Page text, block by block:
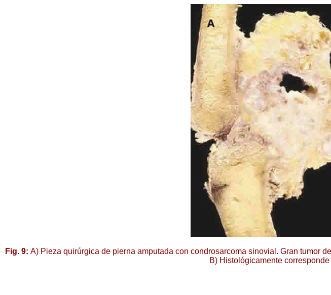
Fig. 9: A) Pieza quirúrgica de pierna amputada con condrosarcoma sinovial. Gran tumor
B) Histológicamente